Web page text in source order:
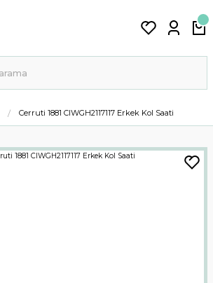
Cerruti 1881 CIWGH2117117 Erkek Kol Saati